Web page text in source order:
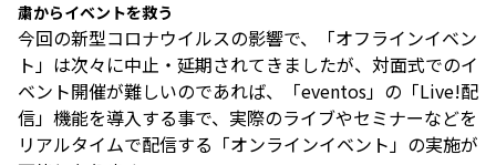
粛からイベントを救う
今回の新型コロナウイルスの影響で、「オフラインイベン
ト」は次々に中止・延期されてきましたが、対面式でのイ
ベント開催が難しいのであれば、「eventos」の「Live!配
信」機能を導入する事で、実際のライブやセミナーなどを
リアルタイムで配信する「オンラインイベント」の実施が